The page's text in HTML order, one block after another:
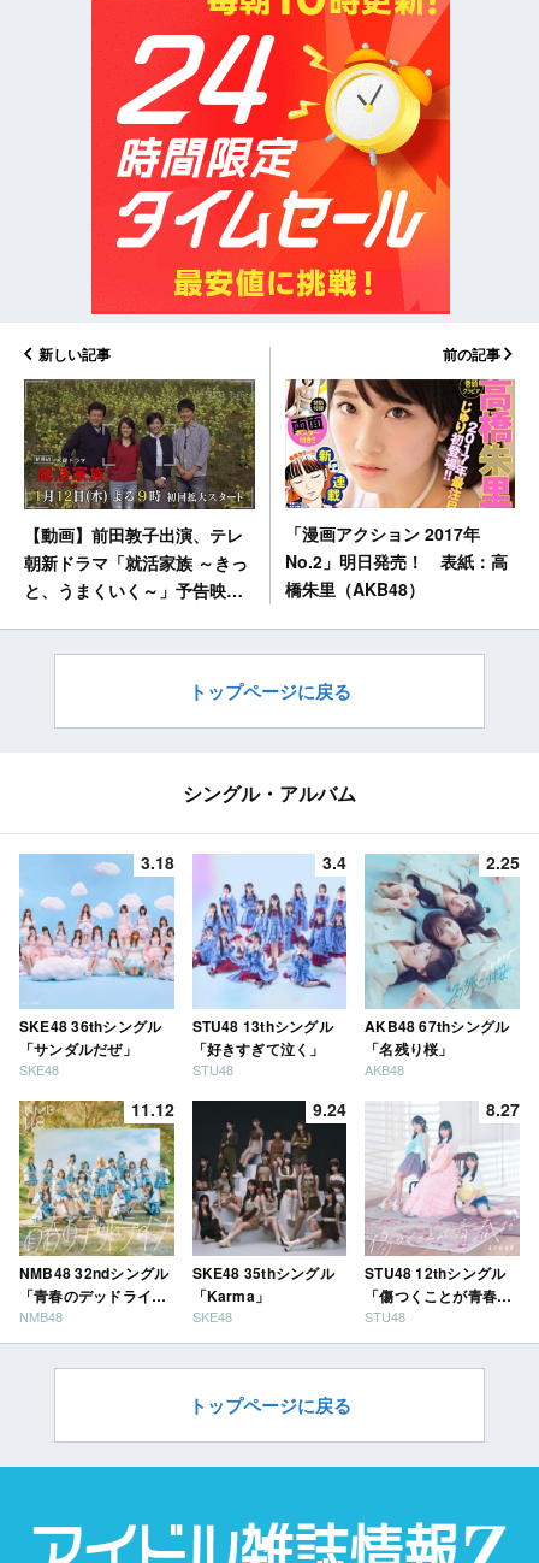
新しい記事
【動画】前田敦子出演、テレ
朝新ドラマ「就活家族 ～きっ
と、うまくいく～」予告映像
前の記事
「漫画アクション 2017年
No.2」明日発売！ 表紙：高
橋朱里（AKB48）
トップページに戻る
シングル・アルバム
3.18
SKE48 36thシングル
「サンダルだぜ」
SKE48
3.4
STU48 13thシングル
「好きすぎて泣く」
STU48
2.25
AKB48 67thシングル
「名残り桜」
AKB48
11.12
NMB48 32ndシングル
「青春のデッドライ
ン」
NMB48
9.24
SKE48 35thシングル
「Karma」
SKE48
8.27
STU48 12thシングル
「傷つくことが青春
だ」
STU48
トップページに戻る